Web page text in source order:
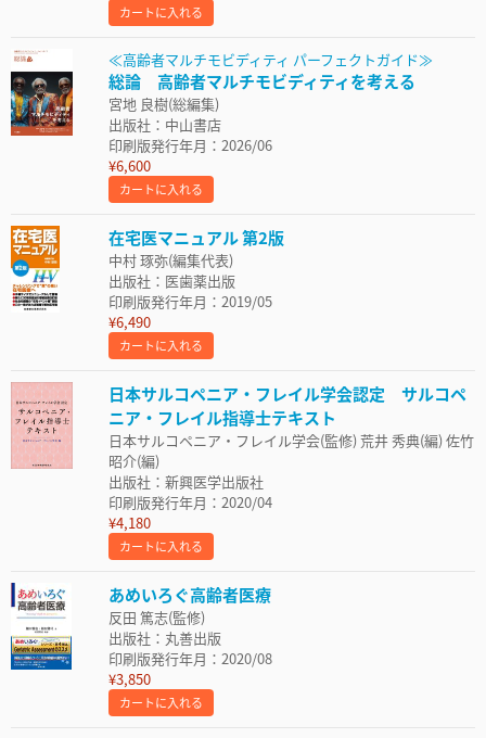
カートに入れる
≪高齢者マルチモビディティ パーフェクトガイド≫
総論 高齢者マルチモビディティを考える
宮地 良樹(総編集)
出版社：中山書店
印刷版発行年月：2026/06
¥6,600
カートに入れる
在宅医マニュアル 第2版
中村 琢弥(編集代表)
出版社：医歯薬出版
印刷版発行年月：2019/05
¥6,490
カートに入れる
日本サルコペニア・フレイル学会認定 サルコペ
ニア・フレイル指導士テキスト
日本サルコペニア・フレイル学会(監修) 荒井 秀典(編) 佐竹
昭介(編)
出版社：新興医学出版社
印刷版発行年月：2020/04
¥4,180
カートに入れる
あめいろぐ高齢者医療
反田 篤志(監修)
出版社：丸善出版
印刷版発行年月：2020/08
¥3,850
カートに入れる